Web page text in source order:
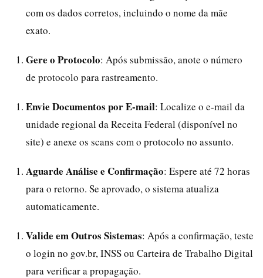
com os dados corretos, incluindo o nome da mãe
exato.
Gere o Protocolo: Após submissão, anote o número
de protocolo para rastreamento.
Envie Documentos por E-mail: Localize o e-mail da
unidade regional da Receita Federal (disponível no
site) e anexe os scans com o protocolo no assunto.
Aguarde Análise e Confirmação: Espere até 72 horas
para o retorno. Se aprovado, o sistema atualiza
automaticamente.
Valide em Outros Sistemas: Após a confirmação, teste
o login no gov.br, INSS ou Carteira de Trabalho Digital
para verificar a propagação.